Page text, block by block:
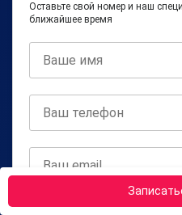
Оставьте свой номер и наш
ближайшее время